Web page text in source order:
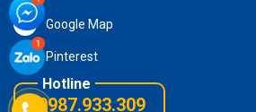
Google Map
Pinterest
0987.933.309